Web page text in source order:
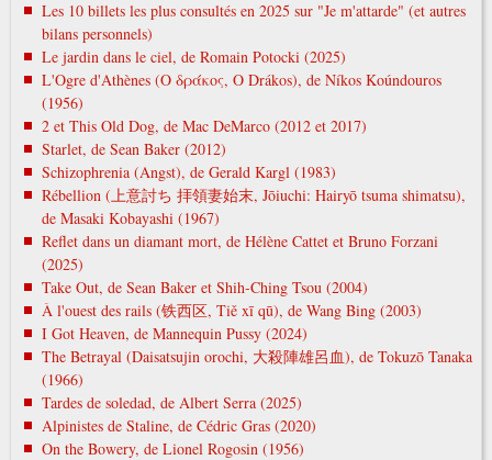
Les 10 billets les plus consultés en 2025 sur "Je m'attarde" (et autres
bilans personnels)
Le jardin dans le ciel, de Romain Potocki (2025)
L'Ogre d'Athènes (Ο δράκος, O Drákos), de Níkos Koúndouros
(1956)
2 et This Old Dog, de Mac DeMarco (2012 et 2017)
Starlet, de Sean Baker (2012)
Schizophrenia (Angst), de Gerald Kargl (1983)
Rébellion (上意討ち 拝領妻始末, Jōiuchi: Hairyō tsuma shimatsu),
de Masaki Kobayashi (1967)
Reflet dans un diamant mort, de Hélène Cattet et Bruno Forzani
(2025)
Take Out, de Sean Baker et Shih-Ching Tsou (2004)
À l'ouest des rails (铁西区, Tiě xī qū), de Wang Bing (2003)
I Got Heaven, de Mannequin Pussy (2024)
The Betrayal (Daisatsujin orochi, 大殺陣雄呂血), de Tokuzō Tanaka
(1966)
Tardes de soledad, de Albert Serra (2025)
Alpinistes de Staline, de Cédric Gras (2020)
On the Bowery, de Lionel Rogosin (1956)